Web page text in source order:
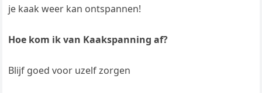
je kaak weer kan ontspannen!
Hoe kom ik van Kaakspanning af?
Blijf goed voor uzelf zorgen